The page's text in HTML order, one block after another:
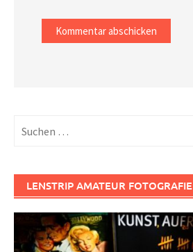
nach:
LENSTRIP AMATEUR FOTOGRAFIE